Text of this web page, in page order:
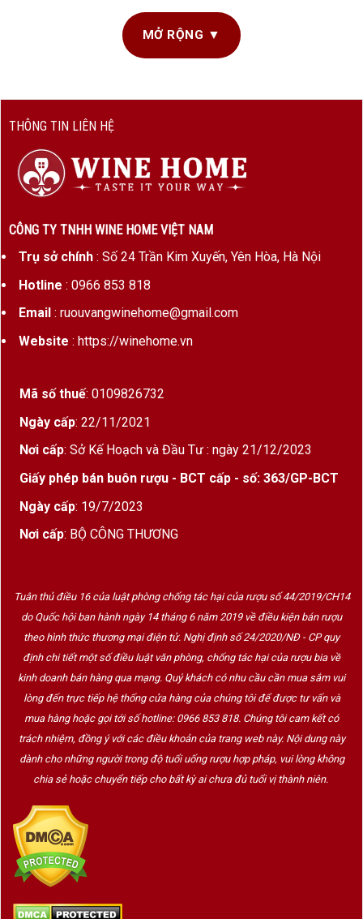
đỏ danh tiếng bậc nhất quốc gia này. Với
bằng, cấu trúc tannin mượt mà và độ axit vừa phải
Tempranillo đã chinh phục mọi tín đồ yêu rượu trên thế giới.
nho Tempranillo và những chai rượu vang tuyệt phẩm làm từ
giống nho này nhé!
Tempranillo Là Gì?
Tempranillolà giống nho vỏ đen nổi tiếng nhất của Tây Ban
trong tiếng Tây Ban Nha, nghĩa là“sớm”
chín sớm hơn các giống nho khác.
Vỏ dày, quả nhỏ, màu đen sẫm.
Độ axit trung bình đến cao.
Thường mang hương
gia vị.
Tempranillo Và Các Vùng Sản Xuất Danh
Tiếng
Mặc dù là giống nho bản địa Tây Ban Nha, nhưng
Tempranillo cũng được trồng tại Bồ Đào Nha và một số
Rioja DOCa : Nơi sản sinh ra những chai rượu Tempranillo
lâu đời và cao cấp nhất.
Ribera del Duero DO : Phong cách mạnh mẽ, cấu trúc tốt,
Toro DO: Vang đậm vị, nhiều tannin, tiềm năng lưu trữ lâu.
Ngoài ra, Tempranillo còn được trồng tạiCalifornia (Mỹ),
Mendoza (Argentina)vàAustralia.
Rượu vang Tempranillo có thể chia thành:
Trẻ (Joven): Hương vị tươi mới, đậm vị trái cây đỏ.
và socola.
MỞ RỘNG ▼
THÔNG TIN LIÊN HỆ
CÔNG TY TNHH WINE HOME VIỆT NAM
Trụ sở chính: Số 24 Trần Kim Xuyến, Yên Hòa, Hà Nội
Hotline : 0966 853 818
Email: ruouvangwinehome@gmail.com
Website : https://winehome.vn
Mã số thuế: 0109826732
Ngày cấp: 22/11/2021
Nơi cấp: Sở Kế Hoạch và Đầu Tư : ngày 21/12/2023
Giấy phép bán buôn rượu - BCT cấp - số: 363/GP-BCT
Ngày cấp: 19/7/2023
Nơi cấp: BỘ CÔNG THƯƠNG
Tuân thủ điều 16 của luật phòng chống tác hại của rượu số 44/2019/CH14
do Quốc hội ban hành ngày 14 tháng 6 năm 2019 về điều kiện bán rượu
theo hình thức thương mại điện tử. Nghị định số 24/2020/NĐ - CP quy
định chi tiết một số điều luật văn phòng, chống tác hại của rượu bia về
kinh doanh bán hàng qua mạng. Quý khách có nhu cầu cần mua sắm vui
lòng đến trực tiếp hệ thống cửa hàng của chúng tôi để được tư vấn và
mua hàng hoặc gọi tới số hotline: 0966 853 818. Chúng tôi cam kết có
trách nhiệm, đồng ý với các điều khoản của trang web này. Nội dung này
dành cho những người trong độ tuổi uống rượu hợp pháp, vui lòng không
chia sẻ hoặc chuyển tiếp cho bất kỳ ai chưa đủ tuổi vị thành niên.